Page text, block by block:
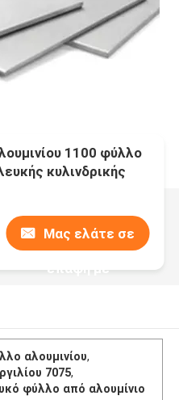
1100 φύλλο
κυλινδρικής
Μας ελάτε σε
επαφή με
αλουμινίου,
7075,
φύλλο από αλουμίνιο